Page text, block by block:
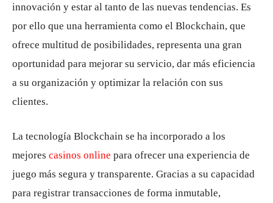
innovación y estar al tanto de las nuevas tendencias. Es
por ello que una herramienta como el Blockchain, que
ofrece multitud de posibilidades, representa una gran
oportunidad para mejorar su servicio, dar más eficiencia
a su organización y optimizar la relación con sus
clientes.
La tecnología Blockchain se ha incorporado a los
mejores casinos online para ofrecer una experiencia de
juego más segura y transparente. Gracias a su capacidad
para registrar transacciones de forma inmutable,